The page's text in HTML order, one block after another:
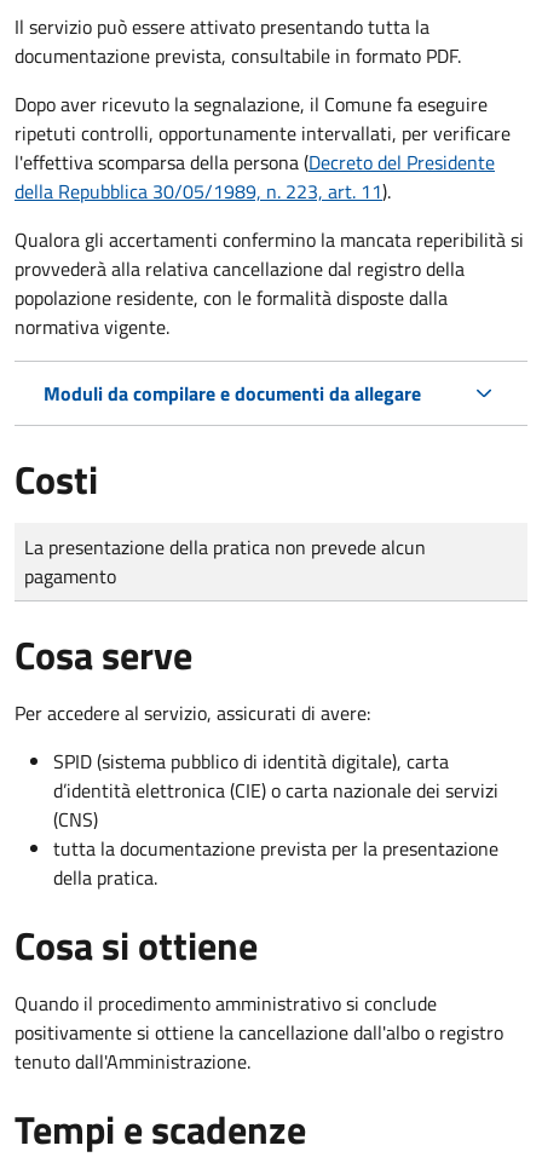
Il servizio può essere attivato presentando tutta la
documentazione prevista, consultabile in formato PDF.
Dopo aver ricevuto la segnalazione, il Comune fa eseguire
ripetuti controlli, opportunamente intervallati, per verificare
l'effettiva scomparsa della persona (Decreto del Presidente
della Repubblica 30/05/1989, n. 223, art. 11).
Qualora gli accertamenti confermino la mancata reperibilità si
provvederà alla relativa cancellazione dal registro della
popolazione residente, con le formalità disposte dalla
normativa vigente.
Moduli da compilare e documenti da allegare
Costi
Tipo di pagamento
Importo
La presentazione della pratica non prevede alcun
pagamento
Cosa serve
Per accedere al servizio, assicurati di avere:
SPID (sistema pubblico di identità digitale), carta
d’identità elettronica (CIE) o carta nazionale dei servizi
(CNS)
tutta la documentazione prevista per la presentazione
della pratica.
Cosa si ottiene
Quando il procedimento amministrativo si conclude
positivamente si ottiene la cancellazione dall'albo o registro
tenuto dall'Amministrazione.
Tempi e scadenze